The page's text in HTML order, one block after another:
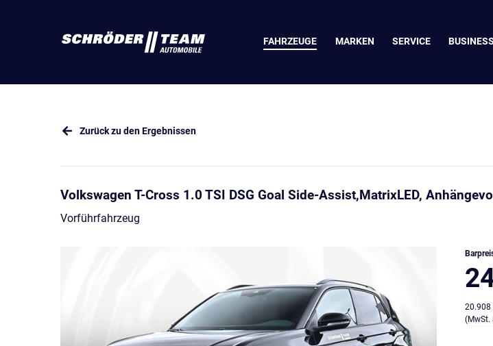
FAHRZEUGE MARKEN SERVICE
Zurück zu den Ergebnissen
Volkswagen T-Cross 1.0 TSI DSG Goal Side-Assist,MatrixLED,
Vorführfahrzeug
20.908
(MwSt.